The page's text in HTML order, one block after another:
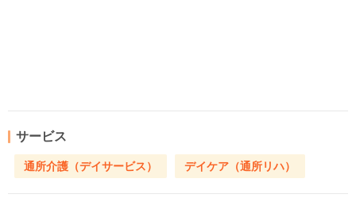
サービス
通所介護（デイサービス） デイケア（通所リハ）